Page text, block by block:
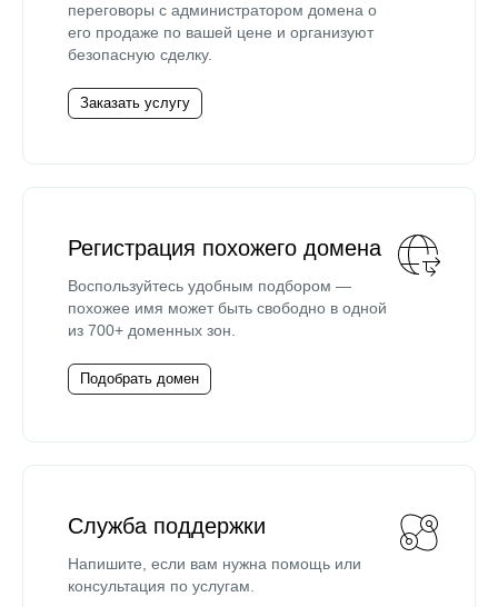
переговоры с администратором домена о
его продаже по вашей цене и организуют
безопасную сделку.
Заказать услугу
Регистрация похожего домена
Воспользуйтесь удобным подбором —
похожее имя может быть свободно в одной
из 700+ доменных зон.
Подобрать домен
Служба поддержки
Напишите, если вам нужна помощь или
консультация по услугам.